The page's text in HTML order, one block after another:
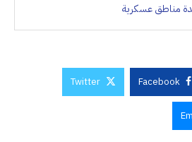
مناطق عسكرية
Facebook
Twitter